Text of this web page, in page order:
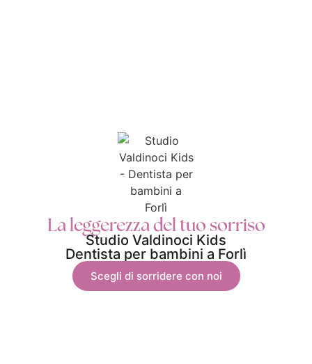
La leggerezza del tuo sorriso
Studio Valdinoci Kids
Dentista per bambini a Forlì
Scegli di sorridere con noi